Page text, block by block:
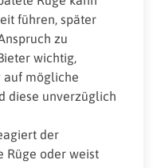
führen, später
zu
wichtig,
auf mögliche
diese unverzüglich
der
Rüge oder weist